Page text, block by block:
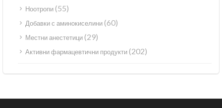
Ноотропи(55)
Добавки с аминокиселини(60)
Местни анестетици(29)
Активни фармацевтични продукти(202)